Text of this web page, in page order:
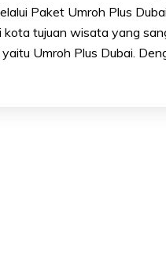
Paket Umroh Plus
kota tujuan wisata yang
Umroh Plus Dubai.